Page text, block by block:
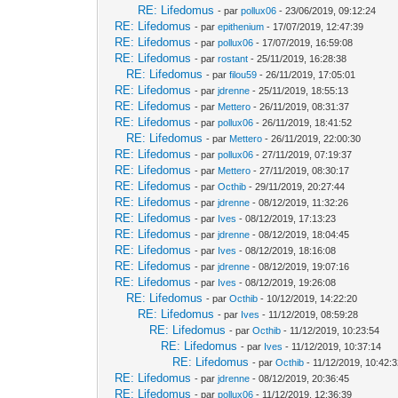
RE: Lifedomus - parpollux06 - 23/06/2019, 09:12:24
RE: Lifedomus - parepithenium - 17/07/2019, 12:47:39
RE: Lifedomus - parpollux06 - 17/07/2019, 16:59:08
RE: Lifedomus - parrostant - 25/11/2019, 16:28:38
RE: Lifedomus - parfilou59 - 26/11/2019, 17:05:01
RE: Lifedomus - parjdrenne - 25/11/2019, 18:55:13
RE: Lifedomus - par Mettero - 26/11/2019, 08:31:37
RE: Lifedomus - parpollux06 - 26/11/2019, 18:41:52
RE: Lifedomus - par Mettero - 26/11/2019, 22:00:30
RE: Lifedomus - parpollux06 - 27/11/2019, 07:19:37
RE: Lifedomus - par Mettero - 27/11/2019, 08:30:17
RE: Lifedomus - parOcthib - 29/11/2019, 20:27:44
RE: Lifedomus - parjdrenne - 08/12/2019, 11:32:26
RE: Lifedomus - par Ives - 08/12/2019, 17:13:23
RE: Lifedomus - parjdrenne - 08/12/2019, 18:04:45
RE: Lifedomus - par Ives - 08/12/2019, 18:16:08
RE: Lifedomus - parjdrenne - 08/12/2019, 19:07:16
RE: Lifedomus - par Ives - 08/12/2019, 19:26:08
RE: Lifedomus - parOcthib - 10/12/2019, 14:22:20
RE: Lifedomus - par Ives - 11/12/2019, 08:59:28
RE: Lifedomus - parOcthib - 11/12/2019, 10:23:54
RE: Lifedomus - par Ives - 11/12/2019, 10:37:14
RE: Lifedomus - parOcthib - 11/12/2019,
RE: Lifedomus - parjdrenne - 08/12/2019, 20:36:45
RE: Lifedomus - parpollux06 - 11/12/2019, 12:36:39